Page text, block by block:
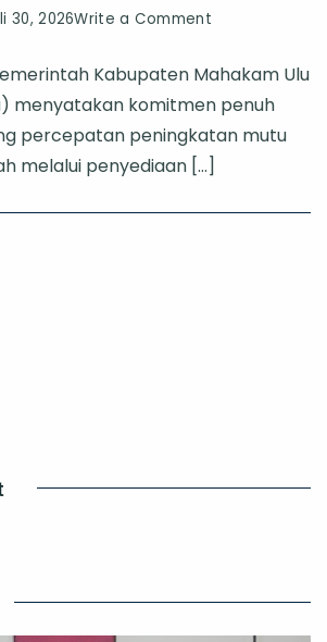
30, 2026Write a Commenton
Pusat-
Daerah,
Bupati
Mahulu
Tanda
Kabupaten Mahakam Ulu
menyatakan komitmen penuh
percepatan peningkatan mutu
melalui penyediaan […]